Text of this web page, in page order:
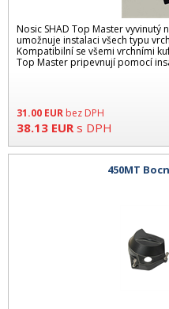
Nosic SHAD Top Master vyvinutý
umožnuje instalaci všech typu
Kompatibilní se všemi vrchními
Top Master pripevnují pomocí
31.00 EUR bez DPH
38.13 EUR s DPH
450MT